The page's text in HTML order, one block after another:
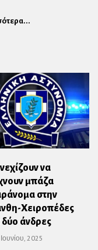
να
μπάζα
στην
Χειροπέδες
δύο άνδρες
2025